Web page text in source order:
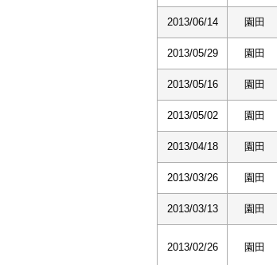
2013/06/14 園田
2013/05/29 園田
2013/05/16 園田
2013/05/02 園田
2013/04/18 園田
2013/03/26 園田
2013/03/13 園田
2013/02/26 園田